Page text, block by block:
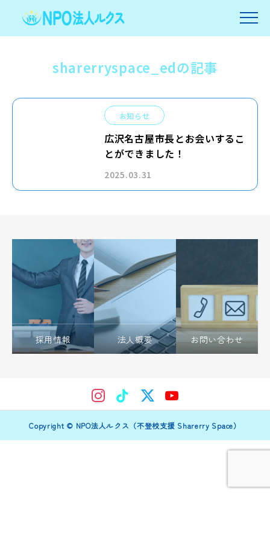
sharerryspace_edの記事
お知らせ
広沢名古屋市長とお会いするこ
とができました！
2025.03.31
採用情報 法人概要 お問い合わせ
Copyright © NPO法人ルクス（不登校支援 Sharerry Space）